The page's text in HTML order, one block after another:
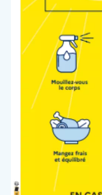
Lire la suite